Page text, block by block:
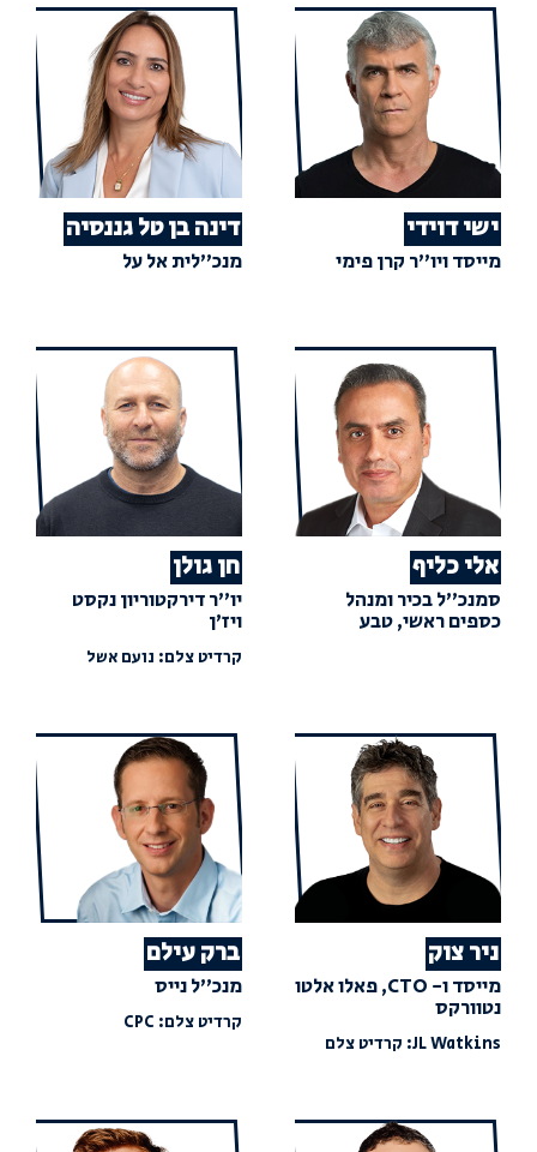
ישי דוידי
מייסד ויו"ר קרן פימי
דינה בן טל גננסיה
מנכ"לית אל על
אלי כליף
סמנכ"ל בכיר ומנהל
כספים ראשי, טבע
חן גולן
יו"ר דירקטוריון נקסט
ויז'ן
קרדיט צלם: נועם אשל
ניר צוק
מייסד ו- CTO, פאלו אלטו
נטוורקס
JL Watkins: קרדיט צלם
ברק עילם
מנכ"ל נייס
קרדיט צלם: CPC